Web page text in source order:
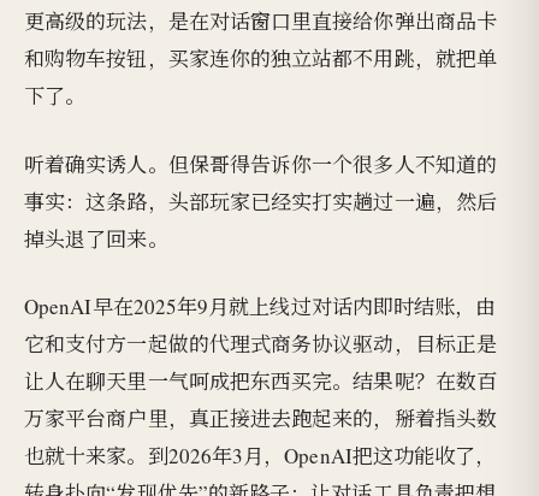
更高级的玩法，是在对话窗口里直接给你弹出商品卡
和购物车按钮，买家连你的独立站都不用跳，就把单
下了。
听着确实诱人。但保哥得告诉你一个很多人不知道的
事实：这条路，头部玩家已经实打实趟过一遍，然后
掉头退了回来。
OpenAI早在2025年9月就上线过对话内即时结账，由
它和支付方一起做的代理式商务协议驱动，目标正是
让人在聊天里一气呵成把东西买完。结果呢？在数百
万家平台商户里，真正接进去跑起来的，掰着指头数
也就十来家。到2026年3月，OpenAI把这功能收了，